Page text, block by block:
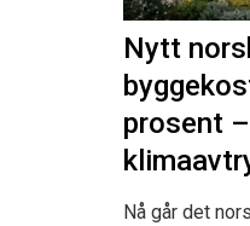
Nytt
prosent
Nå går det